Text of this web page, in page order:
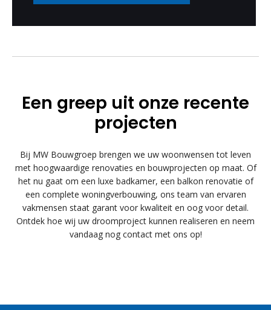
Een greep uit onze recente
projecten
Bij MW Bouwgroep brengen we uw woonwensen tot leven
met hoogwaardige renovaties en bouwprojecten op maat. Of
het nu gaat om een luxe badkamer, een balkon renovatie of
een complete woningverbouwing, ons team van ervaren
vakmensen staat garant voor kwaliteit en oog voor detail.
Ontdek hoe wij uw droomproject kunnen realiseren en neem
vandaag nog contact met ons op!